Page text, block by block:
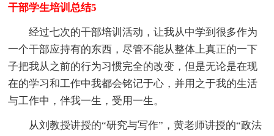
干部学生培训总结5
经过七次的干部培训活动，让我从中学到很多作为
一个干部应持有的东西，尽管不能从整体上真正的一下
子把我从之前的行为习惯完全的改变，但是无论是在现
在的学习和工作中我都会铭记于心，并用之于我的生活
与工作中，伴我一生，受用一生。
从刘教授讲授的“研究与写作”，黄老师讲授的“政法